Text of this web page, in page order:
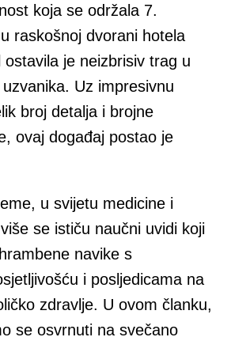
koja se održala 7.
raskošnoj dvorani hotela
je neizbrisiv trag u
Uz impresivnu
broj detalja i brojne
ovaj događaj postao je
u svijetu medicine i
se ističu naučni uvidi koji
navike s
i posljedicama na
zdravlje. U ovom članku,
se osvrnuti na svečano